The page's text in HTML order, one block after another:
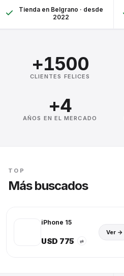
Tienda en Belgrano · desde
2022
+1500
CLIENTES FELICES
+4
AÑOS EN EL MERCADO
TOP
Más buscados
iPhone 15
USD 775 ⇄
Ver →